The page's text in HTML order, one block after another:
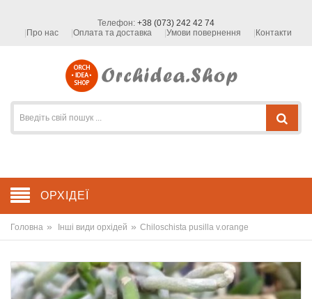
Телефон: +38 (073) 242 42 74
Про нас
Оплата та доставка Умови повернення Контакти
ОРХІДЕЇ
Головна » Інші види орхідей » Chiloschista pusilla v.orange